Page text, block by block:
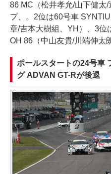
86 MC（松井孝允/山下健太
プ、。2位は60号車
章/吉本大樹組、YH）、3位
OH 86（中山友貴/川端伸太
ポールスタートの24号車
グ ADVAN GT-Rが後退